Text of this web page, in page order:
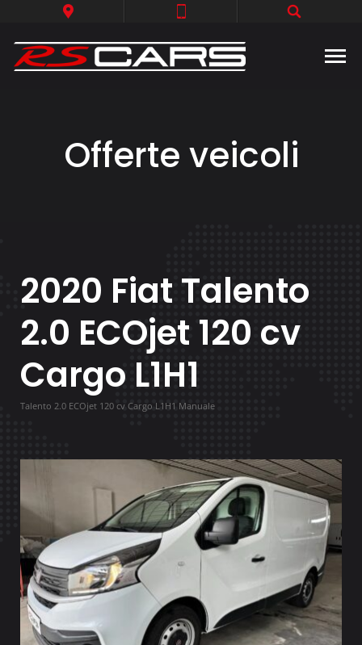
Offerte veicoli
2020 Fiat Talento
2.0 ECOjet 120 cv
Cargo L1H1
Talento 2.0 ECOjet 120 cv Cargo L1H1 Manuale